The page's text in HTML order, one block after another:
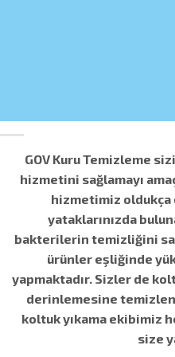
GOV Kuru Temizleme
hizmetini sağlamayı
hizmetimiz oldukça
yataklarınızda
bakterilerin temizliğini
ürünler eşliğinde
yapmaktadır. Sizler de
derinlemesine
koltuk yıkama ekibimiz
size